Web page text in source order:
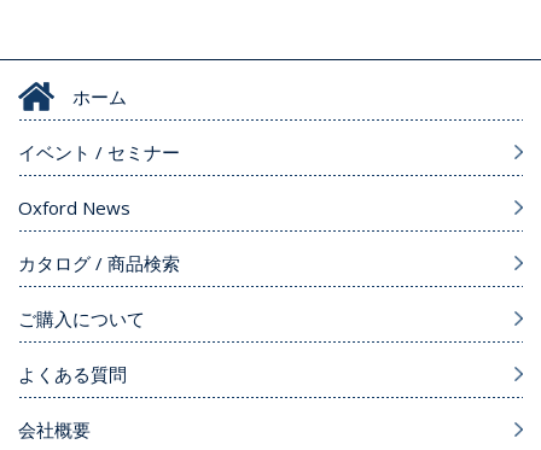
ホーム
イベント / セミナー
Oxford News
カタログ / 商品検索
ご購入について
よくある質問
会社概要